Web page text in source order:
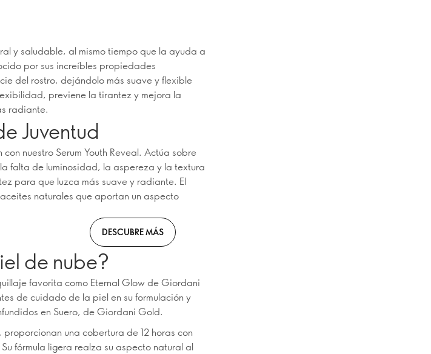
y saludable, al mismo tiempo que la ayuda a
por sus increíbles propiedades
del rostro, dejándolo más suave y flexible
previene la tirantez y mejora la
radiante.
Juventud
nuestro Serum Youth Reveal. Actúa sobre
falta de luminosidad, la aspereza y la textura
para que luzca más suave y radiante. El
naturales que aportan un aspecto
DESCUBRE MÁS
de nube?
favorita como Eternal Glow de Giordani
de cuidado de la piel en su formulación y
en Suero, de Giordani Gold.
una cobertura de 12 horas con
fórmula ligera realza su aspecto natural al